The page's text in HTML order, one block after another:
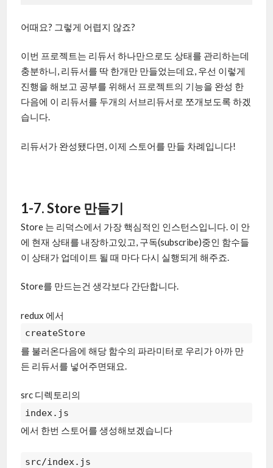
어때요? 그렇게 어렵지 않죠?
이번 프로젝트는 리듀서 하나만으로도 상태를 관리하는데
충분하니, 리듀서를 딱 한개만 만들었는데요, 우선 이렇게
진행을 해보고 공부를 위해서 프로젝트의 기능을 완성 한
다음에 이 리듀서를 두개의 서브리듀서로 쪼개보도록 하겠
습니다.
리듀서가 완성됐다면, 이제 스토어를 만들 차례입니다!
1-7. Store 만들기
Store 는 리덕스에서 가장 핵심적인 인스턴스입니다. 이 안
에 현재 상태를 내장하고있고, 구독(subscribe)중인 함수들
이 상태가 업데이트 될 때 마다 다시 실행되게 해주죠.
Store를 만드는건 생각보다 간단합니다.
redux 에서
createStore
를 불러온다음에 해당 함수의 파라미터로 우리가 아까 만
든 리듀서를 넣어주면돼요.
src 디렉토리의
index.js
에서 한번 스토어를 생성해보겠습니다
src/index.js